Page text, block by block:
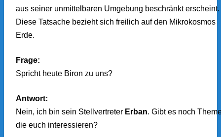
aus seiner unmittelbaren Umgebung beschränkt erscheint.
Diese Tatsache bezieht sich freilich auf den Mikrokosmos
Erde.
Frage:
Spricht heute Biron zu uns?
Antwort:
Nein, ich bin sein Stellvertreter Erban. Gibt es noch
die euch interessieren?